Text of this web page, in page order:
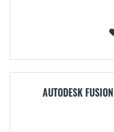
AUTODESK